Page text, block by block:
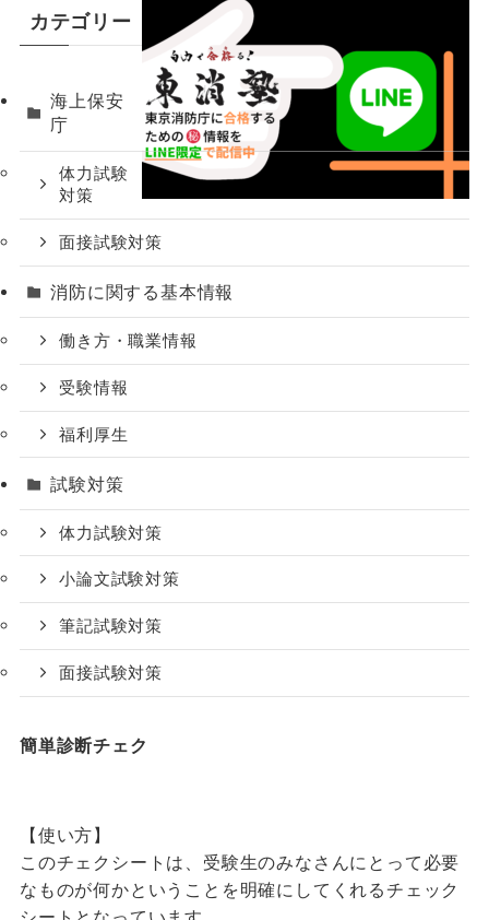
カテゴリー
海上保安
庁
体力試験
対策
面接試験対策
消防に関する基本情報
働き方・職業情報
受験情報
福利厚生
試験対策
体力試験対策
小論文試験対策
筆記試験対策
面接試験対策
簡単診断チェク
【使い方】
このチェクシートは、受験生のみなさんにとって必要
なものが何かということを明確にしてくれるチェック